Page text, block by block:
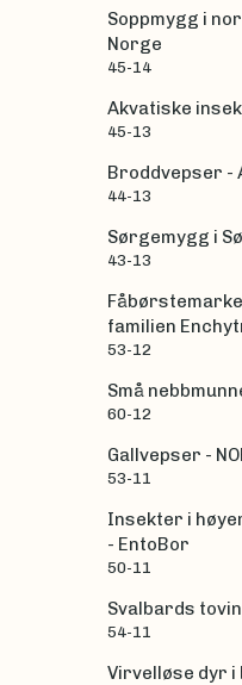
Soppmygg i
Norge
45-14
Akvatiske
45-13
Broddvepser -
44-13
Sørgemygg i
43-13
familien
53-12
Små
60-12
Gallvepser -
53-11
Insekter i
- EntoBor
50-11
Svalbards
54-11
Virvelløse dyr